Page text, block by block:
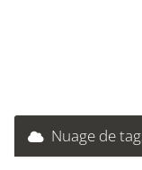
Nuage de